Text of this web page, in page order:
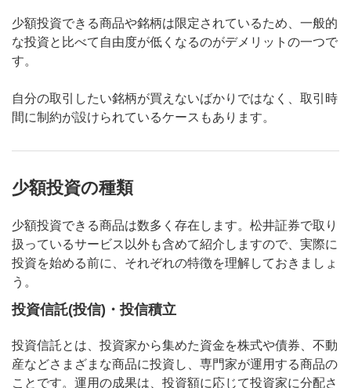
少額投資できる商品や銘柄は限定されているため、一般的
な投資と比べて自由度が低くなるのがデメリットの一つで
す。
自分の取引したい銘柄が買えないばかりではなく、取引時
間に制約が設けられているケースもあります。
少額投資の種類
少額投資できる商品は数多く存在します。松井証券で取り
扱っているサービス以外も含めて紹介しますので、実際に
投資を始める前に、それぞれの特徴を理解しておきましょ
う。
投資信託(投信)・投信積立
投資信託とは、投資家から集めた資金を株式や債券、不動
産などさまざまな商品に投資し、専門家が運用する商品の
ことです。運用の成果は、投資額に応じて投資家に分配さ